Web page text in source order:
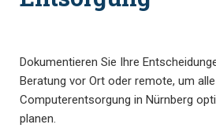
Dokumentieren Sie Ihre
Beratung vor Ort oder remote, um
Computerentsorgung in Nürnberg
planen.